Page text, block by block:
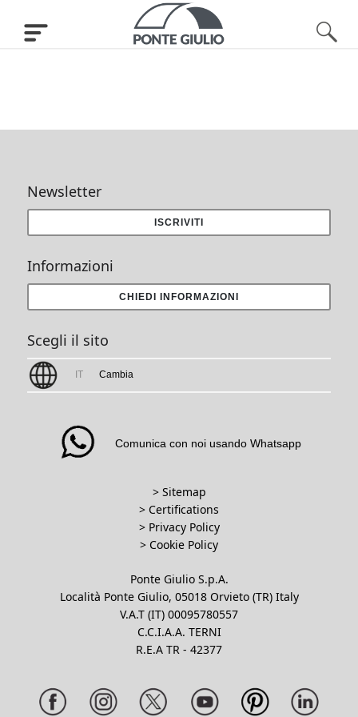
Newsletter
ISCRIVITI
Informazioni
CHIEDI INFORMAZIONI
Scegli il sito
IT Cambia
Comunica con noi usando Whatsapp
> Sitemap
> Certifications
> Privacy Policy
> Cookie Policy
Ponte Giulio S.p.A.
Località Ponte Giulio, 05018 Orvieto (TR) Italy
V.A.T (IT) 00095780557
C.C.I.A.A. TERNI
R.E.A TR - 42377